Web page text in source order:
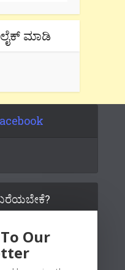
ಲೈಕ್ ಮಾಡಿ
ಬರೆಯಬೇಕೆ?
Our